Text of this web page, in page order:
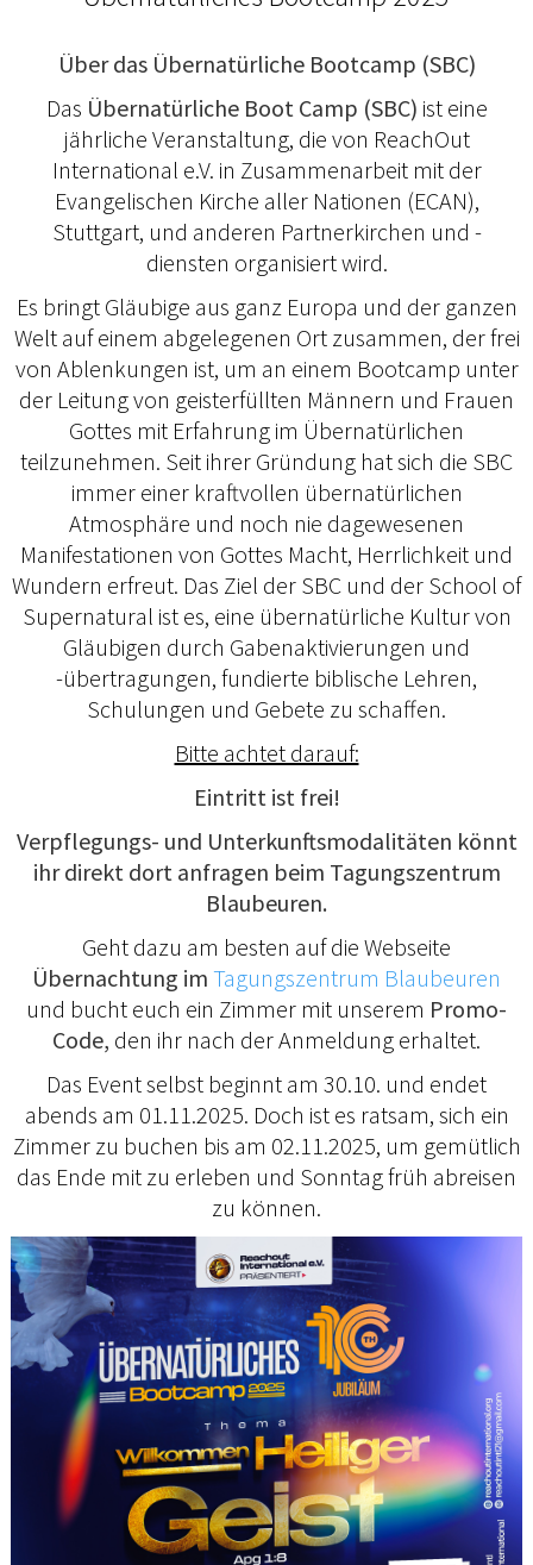
Über das Übernatürliche Bootcamp (SBC)
Das Übernatürliche Boot Camp (SBC) ist eine
jährliche Veranstaltung, die von ReachOut
International e.V. in Zusammenarbeit mit der
Evangelischen Kirche aller Nationen (ECAN),
Stuttgart, und anderen Partnerkirchen und -
diensten organisiert wird.
Es bringt Gläubige aus ganz Europa und der ganzen
Welt auf einem abgelegenen Ort zusammen, der frei
von Ablenkungen ist, um an einem Bootcamp unter
der Leitung von geisterfüllten Männern und Frauen
Gottes mit Erfahrung im Übernatürlichen
teilzunehmen. Seit ihrer Gründung hat sich die SBC
immer einer kraftvollen übernatürlichen
Atmosphäre und noch nie dagewesenen
Manifestationen von Gottes Macht, Herrlichkeit und
Wundern erfreut. Das Ziel der SBC und der School of
Supernatural ist es, eine übernatürliche Kultur von
Gläubigen durch Gabenaktivierungen und
-übertragungen, fundierte biblische Lehren,
Schulungen und Gebete zu schaffen.
Bitte achtet darauf:
Eintritt ist frei!
Verpflegungs- und Unterkunftsmodalitäten könnt
ihr direkt dort anfragen beim Tagungszentrum
Blaubeuren.
Geht dazu am besten auf die Webseite
Übernachtung im Tagungszentrum Blaubeuren
und bucht euch ein Zimmer mit unserem Promo-
Code, den ihr nach der Anmeldung erhaltet.
Das Event selbst beginnt am 30.10. und endet
abends am 01.11.2025. Doch ist es ratsam, sich ein
Zimmer zu buchen bis am 02.11.2025, um gemütlich
das Ende mit zu erleben und Sonntag früh abreisen
zu können.